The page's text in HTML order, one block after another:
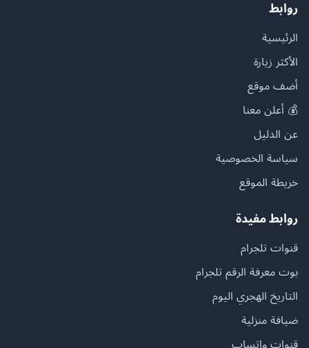
روابط
الرئيسية
الأكثر زيارة
أضف موقع
💰 أعلن معنا
عن الدليل
سياسة الخصوصية
خريطة الموقع
روابط مفيدة
قنوات تلجرام
بوت معرفة الرقم تلجرام
التاريخ الهجري اليوم
ضيافة منزلية
قنوات واتساب